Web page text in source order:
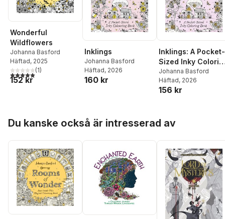
Wonderful
Wildflowers
Johanna Basford
Häftad, 2025
5,0utav 5 stjärnor. Totalt antal röster:
(1)
152 kr
Inklings
Johanna Basford
Häftad, 2026
160 kr
Inklings: A Pocket-
Sized Inky
Book
Johanna Basford
Häftad, 2026
156 kr
Du kanske också är intresserad av